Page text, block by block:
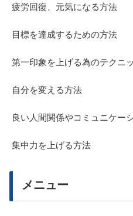
疲労回復、元気になる方法
目標を達成するための方法
第一印象を上げる為のテクニ
自分を変える方法
良い人間関係やコミュニケー
集中力を上げる方法
メニュー